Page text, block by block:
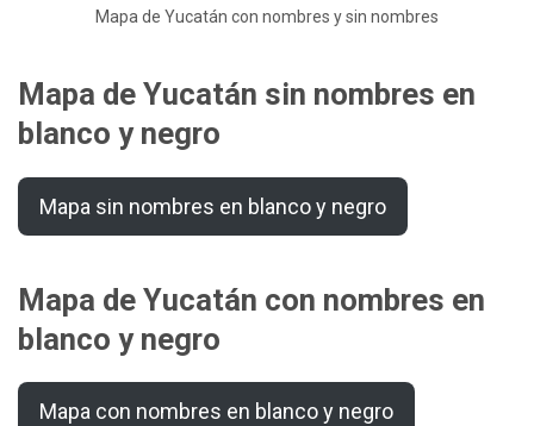
Mapa de Yucatán con nombres y sin nombres
Mapa de Yucatán sin nombres en
blanco y negro
Mapa sin nombres en blanco y negro
Mapa de Yucatán con nombres en
blanco y negro
Mapa con nombres en blanco y negro